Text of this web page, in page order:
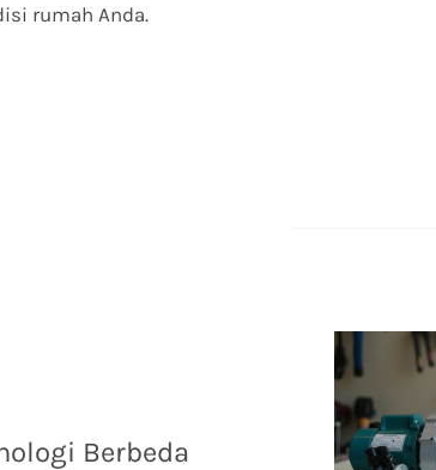
rumah Anda.
Berbeda